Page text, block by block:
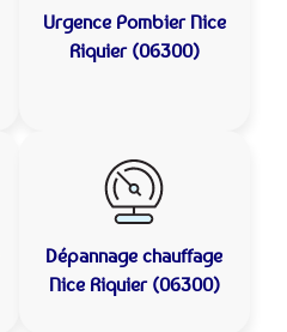
Urgence Pombier Nice
Riquier (06300)
Dépannage chauffage
Nice Riquier (06300)